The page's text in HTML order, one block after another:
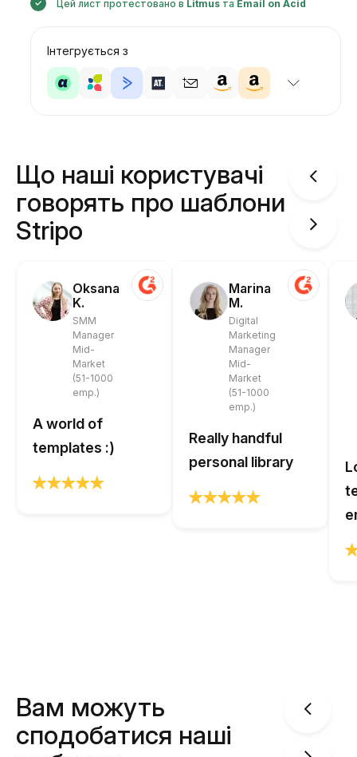
Цей лист протестовано в Litmusта Email on Acid
Інтегрується з
Що наші користувачі
говорять про шаблони
Stripo
Oksana
K.
SMM
Manager
Mid-
Market
(51-1000
emp.)
A world of
templates :)
Marina
M.
Digital
Marketing
Manager
Mid-
Market
(51-1000
emp.)
Really handful
personal library
Вам можуть
сподобатися наші